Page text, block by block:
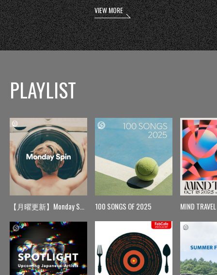
VIEW MORE
PLAYLIST
【月曜更新】Monday Spin 100 SONGS OF 2025 MIND TRAVEL